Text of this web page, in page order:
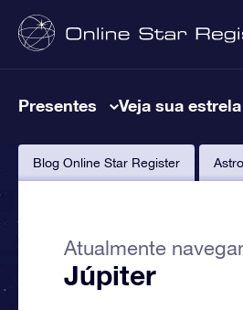
Presentes Veja sua estrela
Blog Online Star Register
Atualmente
Júpiter